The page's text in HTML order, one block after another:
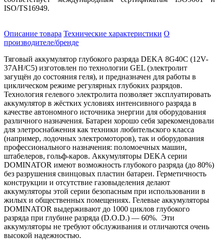
ISO/TS16949.
Описание товара Технические характеристики О
производителе/бренде
Тяговый аккумулятор глубокого разряда DEKA 8G40C (12V-
37AH/C5) изготовлен по технологии GEL (электролит
загущён до состояния геля), и предназначен для работы в
циклическом режиме регулярных глубоких разрядов.
Технология гелевого электролита позволяет эксплуатировать
аккумулятор в жёстких условиях интенсивного разряда в
качестве автономного источника энергии для оборудования
различного назначения. Батареи хорошо себя зарекомендовали
для элетроснабжения как техники любительского класса
(например, лодочных электромоторов), так и оборудования
профессионального назначения: поломоечных машин,
штабелеров, гольф-каров. Аккумуляторы DEKA серии
DOMINATOR имеют возможность глубокого разряда (до 80%)
без разрушения свинцовых пластин батареи. Герметичность
конструкции и отсутствие газовыделения делают
аккумуляторы этой серии безопасным при использовании в
жилых и общественных помещениях. Гелевые аккумуляторы
DOMINATOR выдерживают до 1000 циклов глубокого
разряда при глубине разряда (D.O.D.) — 60%. Эти
аккумуляторы не требуют обслуживания и отличаются очень
высокой надежностью.